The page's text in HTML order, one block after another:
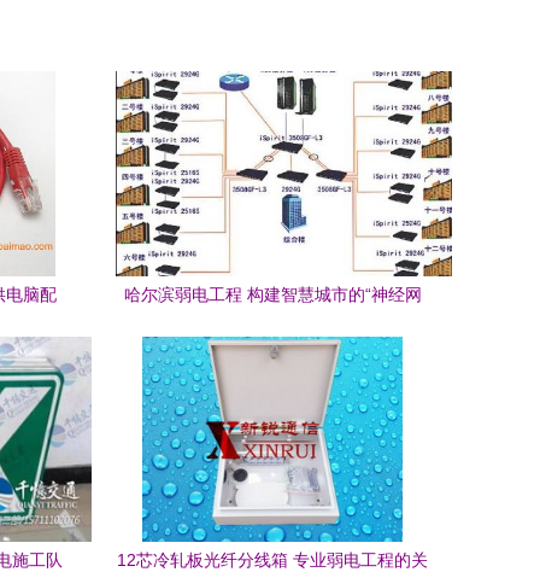
电脑配
哈尔滨弱电工程 构建智慧城市的“神经网
施工队
12芯冷轧板光纤分线箱 专业弱电工程的关